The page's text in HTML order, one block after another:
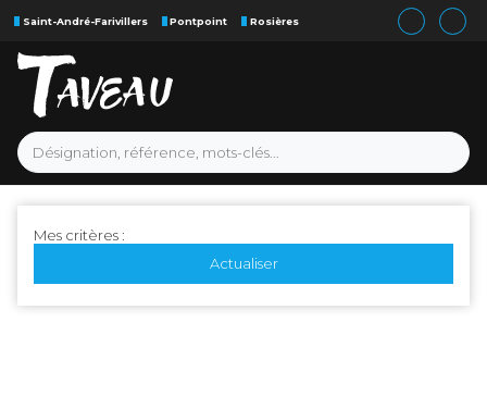
Saint-André-Farivillers Pontpoint Rosières
Mes critères :
Actualiser